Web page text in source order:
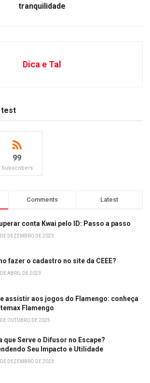
tranquilidade
Dica e Tal
test
99
Subscribers
Comments Latest
conta Kwai pelo ID: Passo a passo
DEZEMBRO DE 2023
fazer o cadastro no site da CEEE?
ABRIL DE 2023
assistir aos jogos do Flamengo: conheça
Flamengo
OUTUBRO DE 2025
que Serve o Difusor no Escape?
Seu Impacto e Utilidade
DEZEMBRO DE 2023